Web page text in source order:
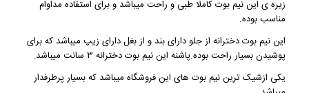
زیره ی این نیم بوت کاملا طبی و راحت میباشد و برای استفاده مداوام
مناسب بوده.
ایننیم بوت دخترانهاز جلو دارای بند و از بغل دارای زیپ میباشد که برای
پوشیدن بسیار راحت بوده.پاشنه این نیم بوت دخترانه ۳ سانت میباشد.
یکی ازشیک ترین نیم بوت های این فروشگاه میباشد که بسیار پرطرفدار